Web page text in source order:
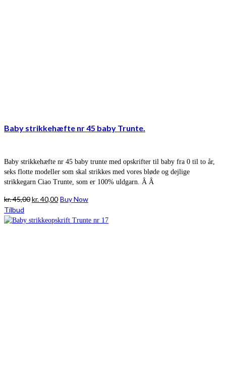
Baby strikkehæfte nr 45 baby Trunte.
Baby strikkehæfte nr 45 baby trunte med opskrifter til baby fra 0 til to år,
seks flotte modeller som skal strikkes med vores bløde og dejlige
strikkegarn Ciao Trunte, som er 100% uldgarn. Â Â
kr.45,00Den
pris
kr.40,00Den
pris
Buy Now
Tilbud